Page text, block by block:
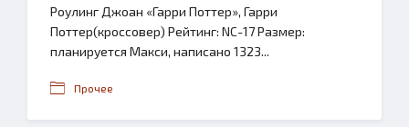
Роулинг Джоан «Гарри Поттер», Гарри
Поттер(кроссовер) Рейтинг: NC-17 Размер:
планируется Макси, написано 1323...
Прочее